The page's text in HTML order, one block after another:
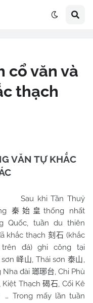
cổ văn và
thạch
VĂN TỰ KHẮC
Sau khi Tần Thuỷ
秦始皇 thống nhất
Quốc, tuần du thiên
khắc thạch 刻石 (khắc
đá) ghi công tại
峄山, Thái sơn 泰山,
Nha đài 瑯琊台, Chi Phù
, Kiệt Thạch碣石, Cối Kê
… Trong mấy lần tuần